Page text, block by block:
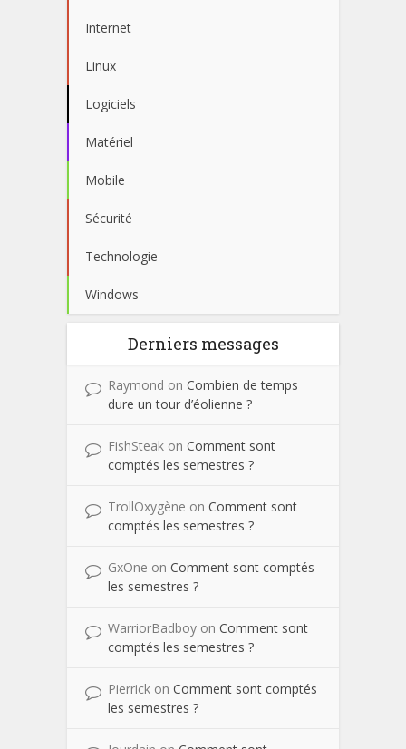
Internet
Linux
Logiciels
Matériel
Mobile
Sécurité
Technologie
Windows
Derniers messages
Raymond on Combien de temps
dure un tour d’éolienne ?
FishSteak on Comment sont
comptés les semestres ?
TrollOxygène on Comment sont
comptés les semestres ?
GxOne on Comment sont comptés
les semestres ?
WarriorBadboy on Comment sont
comptés les semestres ?
Pierrick on Comment sont comptés
les semestres ?